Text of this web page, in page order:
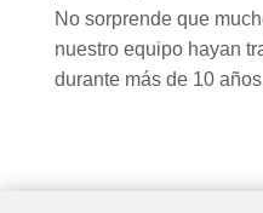
No sorprende que
nuestro equipo hayan
durante más de 10